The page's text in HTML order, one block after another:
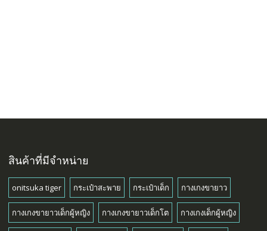
สินค้าที่มีจำหน่าย
onitsuka tiger กระเป๋าสะพาย กระเป๋าเด็ก กางเกงขายาว
กางเกงขายาวเด็กผู้หญิง กางเกงขายาวเด็กโต กางเกงเด็กผู้หญิง